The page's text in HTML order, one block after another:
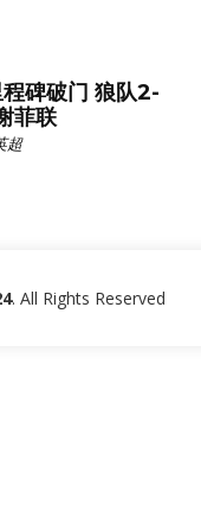
碑破门 狼队2-
菲联
超
. All Rights Reserved